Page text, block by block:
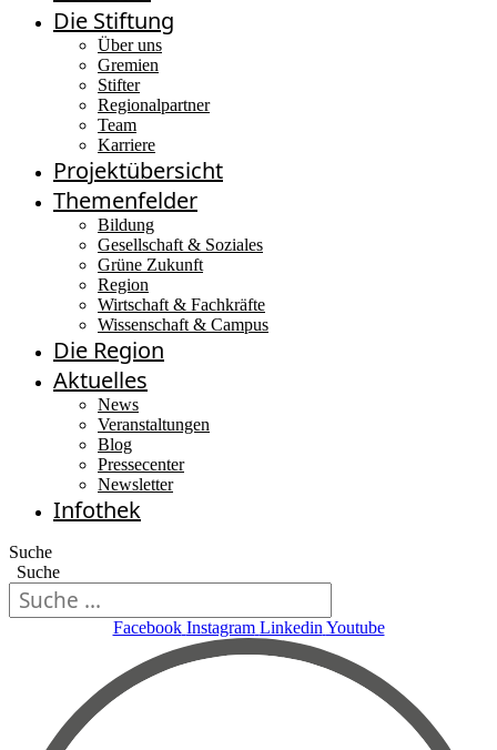
Die Stiftung
Über uns
Gremien
Stifter
Regionalpartner
Team
Karriere
Projektübersicht
Themenfelder
Bildung
Gesellschaft & Soziales
Grüne Zukunft
Region
Wirtschaft & Fachkräfte
Wissenschaft & Campus
Die Region
Aktuelles
News
Veranstaltungen
Blog
Pressecenter
Newsletter
Infothek
Suche
Suche
Facebook Instagram Linkedin Youtube